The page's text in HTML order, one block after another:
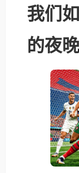
我们
的夜晚